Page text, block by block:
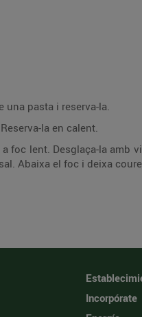
una pasta i reserva-la.
la en calent.
foc lent. Desglaça-la amb
Abaixa el foc i deixa
Incorpórate